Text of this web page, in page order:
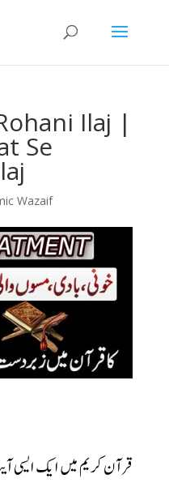
Ilaj |
Se
Wazaif
قرآن کریم میں ایک ایسی